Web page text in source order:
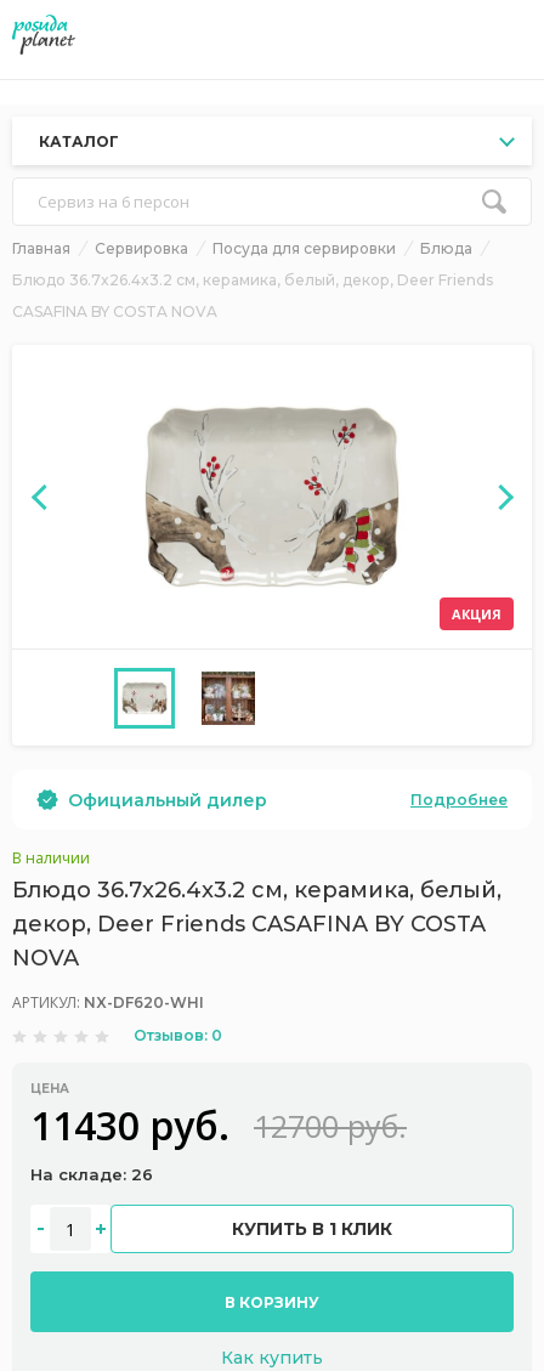
КАТАЛОГ
Сервиз на 6 персон
Главная Сервировка Посуда для сервировки
Блюда
Блюдо 36.7x26.4x3.2 см, керамика, белый, декор, Deer Friends
CASAFINA BY COSTA NOVA
АКЦИЯ
Официальный дилер Подробнее
В наличии
Блюдо 36.7x26.4x3.2 см, керамика, белый,
декор, Deer Friends CASAFINA BY COSTA
NOVA
АРТИКУЛ: NX-DF620-WHI
Отзывов: 0
ЦЕНА
11430 руб. 12700 руб.
На складе: 26
КУПИТЬ В 1 КЛИК
В КОРЗИНУ
Как купить